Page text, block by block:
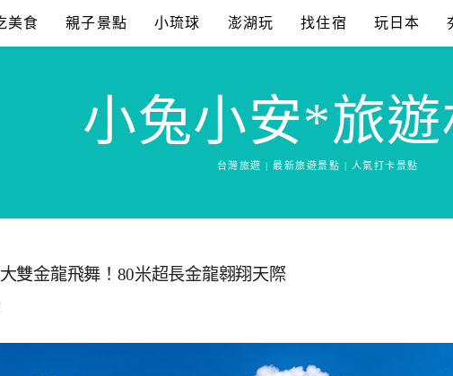
美食 親子景點 小琉球 澎湖玩 找住宿 玩日本
小兔小安*旅遊
台灣旅遊 | 最新旅遊景點 | 人氣打卡景點
雙金龍飛舞！80米超長金龍翱翔天際